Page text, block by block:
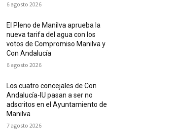
6 agosto 2026
El Pleno de Manilva aprueba la
nueva tarifa del agua con los
votos de Compromiso Manilva y
Con Andalucía
6 agosto 2026
Los cuatro concejales de Con
Andalucía-IU pasan a ser no
adscritos en el Ayuntamiento de
Manilva
7 agosto 2026